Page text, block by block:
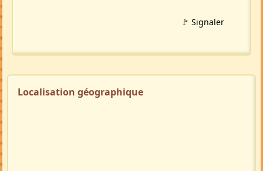
🚩 Signaler
Localisation géographique